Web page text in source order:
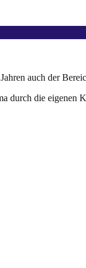
auch der
durch die